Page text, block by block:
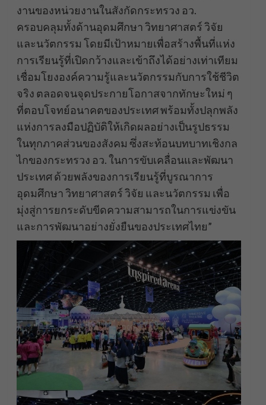
งานของหน่วยงานในสังกัดกระทรวง อว.
ครอบคลุมทั้งด้านอุดมศึกษา วิทยาศาสตร์ วิจัย
และนวัตกรรม โดยมีเป้าหมายเพื่อสร้างพื้นที่แห่ง
การเรียนรู้ที่เปิดกว้างและเข้าถึงได้อย่างเท่าเทียม
เชื่อมโยงองค์ความรู้และนวัตกรรมกับการใช้ชีวิต
จริง ตลอดจนจุดประกายโอกาสจากทักษะใหม่ ๆ
ที่ตอบโจทย์อนาคตของประเทศ พร้อมทั้งปลุกพลัง
แห่งการลงมือปฏิบัติให้เกิดผลอย่างเป็นรูปธรรม
ในทุกภาคส่วนของสังคม ซึ่งสะท้อนบทบาทเชิงกล
ไกของกระทรวง อว. ในการขับเคลื่อนและพัฒนา
ประเทศ ด้วยพลังของการเรียนรู้ที่บูรณาการ
อุดมศึกษา วิทยาศาสตร์ วิจัย และนวัตกรรม เพื่อ
มุ่งสู่การยกระดับขีดความสามารถในการแข่งขัน
และการพัฒนาอย่างยั่งยืนของประเทศไทย”